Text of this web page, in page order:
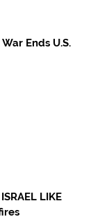
Ends U.S.
LIKE